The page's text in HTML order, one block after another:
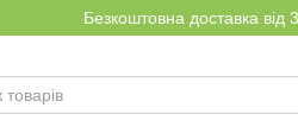
Безкоштовна доставка від